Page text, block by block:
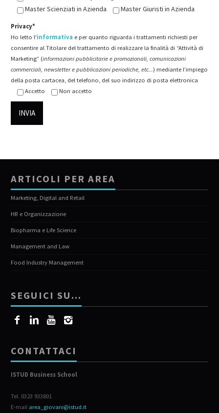
Master Scienziati in Azienda
Master Giuristi in Azienda
Privacy*
Ho letto l'informativa e per quanto riguarda i trattamenti richiesti per
consentire al Titolare del trattamento di realizzare la finalità di “Attività di
Marketing” (informazioni pubblicitarie e promozionali, comunicazioni
commerciali, newsletter e pubblicazioni periodiche, etc...) mediante l’impiego
della posta cartacea, del telefono, del suo indirizzo di posta elettronica
Accetto
Non accetto
ARTICOLI PER AREA
Marketing, Digital and Retail
HR e Organizzazione
Biopharma e Life Science
Management and Law
Food Industry Management
SEGUICI SU…
CONTATTACI
ISTUD Business School
Tel. 0323 933801
E-mail area_giovani@istud.it